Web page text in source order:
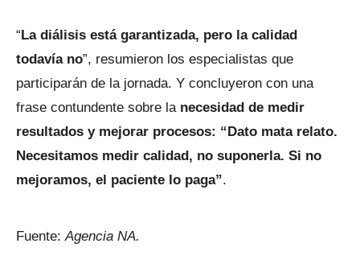
“La diálisis está garantizada, pero la calidad
todavía no”, resumieron los especialistas que
participarán de la jornada. Y concluyeron con una
frase contundente sobre la necesidad de medir
resultados y mejorar procesos: “Dato mata relato.
Necesitamos medir calidad, no suponerla. Si no
mejoramos, el paciente lo paga”.
Fuente:Agencia NA.